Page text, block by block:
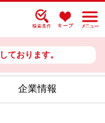
ております。
企業情報